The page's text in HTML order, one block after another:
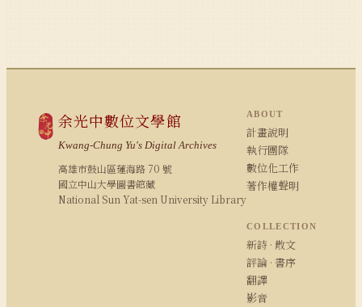
余光中數位文學館
Kwang-Chung Yu's Digital Archives
高雄市鼓山區蓮海路 70 號
國立中山大學圖書館藏
National Sun Yat-sen University Library
ABOUT
計畫說明
執行團隊
數位化工作
著作權聲明
COLLECTION
新詩 · 散文
評論 · 書序
翻譯
影音